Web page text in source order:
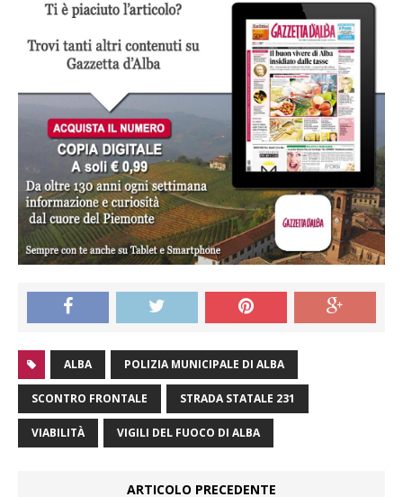
ALBA POLIZIA MUNICIPALE DI ALBA
SCONTRO FRONTALE STRADA STATALE 231
VIABILITÀ VIGILI DEL FUOCO DI ALBA
ARTICOLO PRECEDENTE